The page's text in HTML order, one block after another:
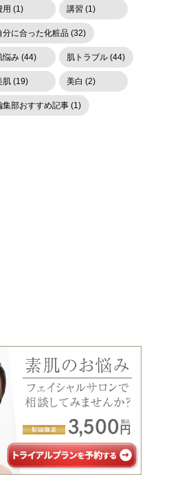
用 (1) 講習 (1)
分に合った化粧品 (32)
悩み (44) 肌トラブル (44)
肌 (19) 美白 (2)
集部おすすめ記事 (1)